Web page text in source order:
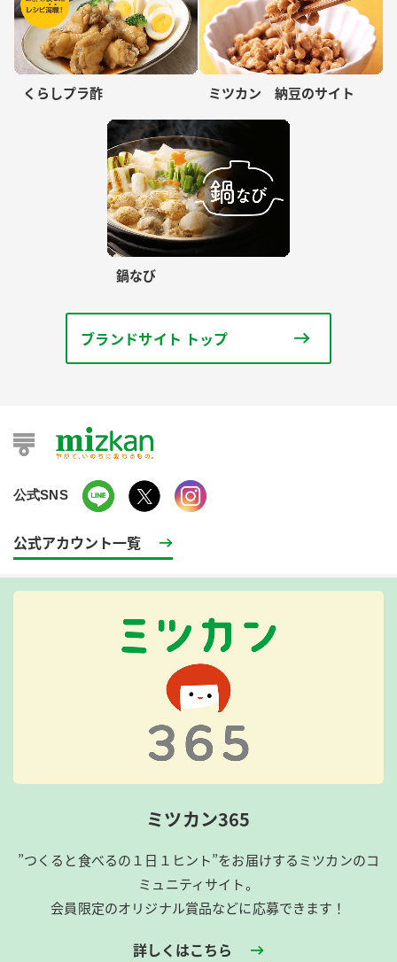
くらしプラ酢 ミツカン 納豆のサイト
鍋なび
ブランドサイト トップ
公式SNS
公式アカウント一覧
ミツカン365
”つくると食べるの１日１ヒント”をお届けするミツカンのコ
ミュニティサイト。
会員限定のオリジナル賞品などに応募できます！
詳しくはこちら